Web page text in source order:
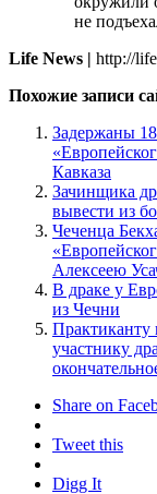
не
Life News | http://
Похожие записи
Задержаны
Кавказа
Зачинщика
вывести из
Чеченца
Алексеею
В драке у
из Чечни
Практиканту
участнику
Share on
Tweet this
Digg It